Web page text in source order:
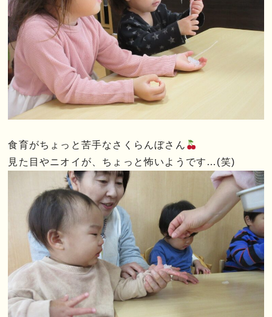
食育がちょっと苦手なさくらんぼさん
見た目やニオイが、ちょっと怖いようです…(笑)